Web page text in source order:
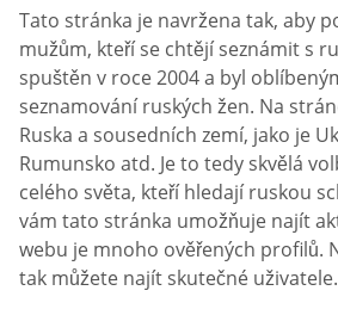
Tato stránka je navržena tak, aby
mužům, kteří se chtějí seznámit s
spuštěn v roce 2004 a byl
seznamování ruských žen. Na
Ruska a sousedních zemí, jako je
Rumunsko atd. Je to tedy skvělá
celého světa, kteří hledají ruskou
vám tato stránka umožňuje najít
webu je mnoho ověřených profilů.
tak můžete najít skutečné uživatele.